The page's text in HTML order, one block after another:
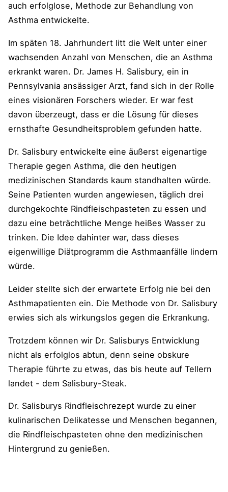
auch erfolglose, Methode zur Behandlung von
Asthma entwickelte.
Im späten 18. Jahrhundert litt die Welt unter einer
wachsenden Anzahl von Menschen, die an Asthma
erkrankt waren. Dr. James H. Salisbury, ein in
Pennsylvania ansässiger Arzt, fand sich in der Rolle
eines visionären Forschers wieder. Er war fest
davon überzeugt, dass er die Lösung für dieses
ernsthafte Gesundheitsproblem gefunden hatte.
Dr. Salisbury entwickelte eine äußerst eigenartige
Therapie gegen Asthma, die den heutigen
medizinischen Standards kaum standhalten würde.
Seine Patienten wurden angewiesen, täglich drei
durchgekochte Rindfleischpasteten zu essen und
dazu eine beträchtliche Menge heißes Wasser zu
trinken. Die Idee dahinter war, dass dieses
eigenwillige Diätprogramm die Asthmaanfälle lindern
würde.
Leider stellte sich der erwartete Erfolg nie bei den
Asthmapatienten ein. Die Methode von Dr. Salisbury
erwies sich als wirkungslos gegen die Erkrankung.
Trotzdem können wir Dr. Salisburys Entwicklung
nicht als erfolglos abtun, denn seine obskure
Therapie führte zu etwas, das bis heute auf Tellern
landet - dem Salisbury-Steak.
Dr. Salisburys Rindfleischrezept wurde zu einer
kulinarischen Delikatesse und Menschen begannen,
die Rindfleischpasteten ohne den medizinischen
Hintergrund zu genießen.